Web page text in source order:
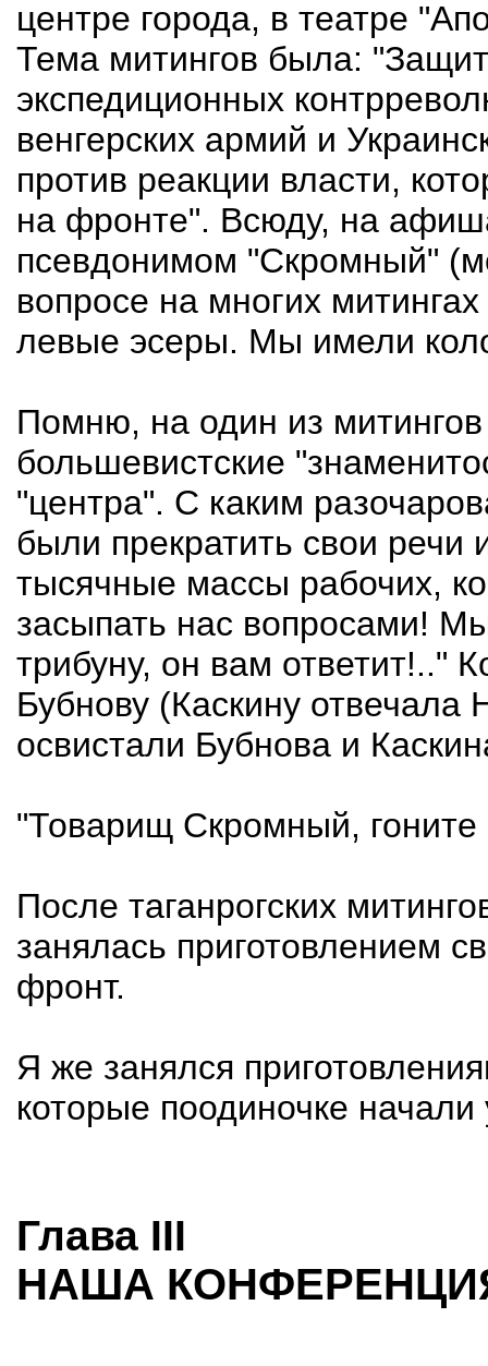
центре города, в театре
Тема митингов была:
экспедиционных
венгерских армий и
против реакции власти,
на фронте". Всюду, на
псевдонимом "Скромный"
вопросе на многих
левые эсеры. Мы имели
Помню, на один из
большевистские
"центра". С каким
были прекратить свои речи
тысячные массы рабочих,
засыпать нас вопросами!
трибуну, он вам ответит!.."
Бубнову (Каскину
освистали Бубнова и
"Товарищ Скромный, гоните
После таганрогских
занялась приготовлением
фронт.
Я же занялся
которые поодиночке
Глава III
НАША